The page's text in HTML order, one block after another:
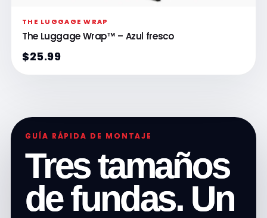
THE LUGGAGE WRAP
The Luggage Wrap™ – Azul fresco
$25.99
GUÍA RÁPIDA DE MONTAJE
Tres tamaños
de fundas. Un